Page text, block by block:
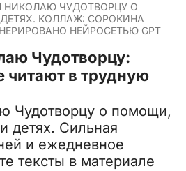
ЧУДОТВОРЦУ О
КОЛЛАЖ: СОРОКИНА
НЕЙРОСЕТЬЮ GPT
Чудотворцу:
читают в трудную
Чудотворцу о помощи,
детях. Сильная
и ежедневное
тексты в материале